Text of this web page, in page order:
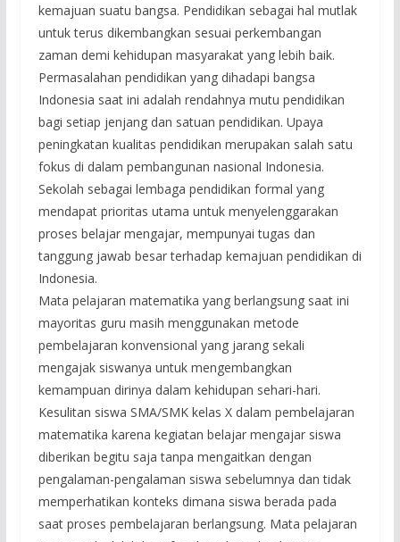
kemajuan suatu bangsa. Pendidikan sebagai hal mutlak
untuk terus dikembangkan sesuai perkembangan
zaman demi kehidupan masyarakat yang lebih baik.
Permasalahan pendidikan yang dihadapi bangsa
Indonesia saat ini adalah rendahnya mutu pendidikan
bagi setiap jenjang dan satuan pendidikan. Upaya
peningkatan kualitas pendidikan merupakan salah satu
fokus di dalam pembangunan nasional Indonesia.
Sekolah sebagai lembaga pendidikan formal yang
mendapat prioritas utama untuk menyelenggarakan
proses belajar mengajar, mempunyai tugas dan
tanggung jawab besar terhadap kemajuan pendidikan di
Indonesia.
Mata pelajaran matematika yang berlangsung saat ini
mayoritas guru masih menggunakan metode
pembelajaran konvensional yang jarang sekali
mengajak siswanya untuk mengembangkan
kemampuan dirinya dalam kehidupan sehari-hari.
Kesulitan siswa SMA/SMK kelas X dalam pembelajaran
matematika karena kegiatan belajar mengajar siswa
diberikan begitu saja tanpa mengaitkan dengan
pengalaman-pengalaman siswa sebelumnya dan tidak
memperhatikan konteks dimana siswa berada pada
saat proses pembelajaran berlangsung. Mata pelajaran